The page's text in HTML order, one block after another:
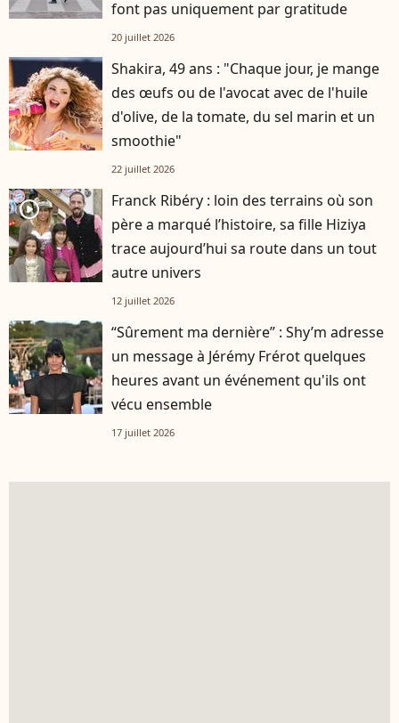
font pas uniquement par gratitude
20 juillet 2026
Shakira, 49 ans : "Chaque jour, je mange
des œufs ou de l'avocat avec de l'huile
d'olive, de la tomate, du sel marin et un
smoothie"
22 juillet 2026
player2
Franck Ribéry : loin des terrains où son
père a marqué l’histoire, sa fille Hiziya
trace aujourd’hui sa route dans un tout
autre univers
12 juillet 2026
“Sûrement ma dernière” : Shy’m adresse
un message à Jérémy Frérot quelques
heures avant un événement qu'ils ont
vécu ensemble
17 juillet 2026